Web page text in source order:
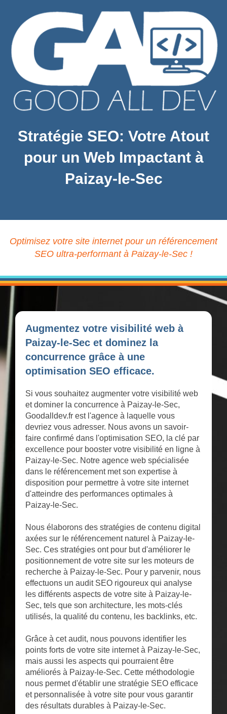
Stratégie SEO: Votre Atout
pour un Web Impactant à
Paizay-le-Sec
Optimisez votre site internet pour un référencement
SEO ultra-performant à Paizay-le-Sec !
Augmentez votre visibilité web à
Paizay-le-Sec et dominez la
concurrence grâce à une
optimisation SEO efficace.
Si vous souhaitez augmenter votre visibilité web
et dominer la concurrence à Paizay-le-Sec,
Goodalldev.fr est l'agence à laquelle vous
devriez vous adresser. Nous avons un savoir-
faire confirmé dans l'optimisation SEO, la clé par
excellence pour booster votre visibilité en ligne à
Paizay-le-Sec. Notre agence web spécialisée
dans le référencement met son expertise à
disposition pour permettre à votre site internet
d'atteindre des performances optimales à
Paizay-le-Sec.
Nous élaborons des stratégies de contenu digital
axées sur le référencement naturel à Paizay-le-
Sec. Ces stratégies ont pour but d'améliorer le
positionnement de votre site sur les moteurs de
recherche à Paizay-le-Sec. Pour y parvenir, nous
effectuons un audit SEO rigoureux qui analyse
les différents aspects de votre site à Paizay-le-
Sec, tels que son architecture, les mots-clés
utilisés, la qualité du contenu, les backlinks, etc.
Grâce à cet audit, nous pouvons identifier les
points forts de votre site internet à Paizay-le-Sec,
mais aussi les aspects qui pourraient être
améliorés à Paizay-le-Sec. Cette méthodologie
nous permet d'établir une stratégie SEO efficace
et personnalisée à votre site pour vous garantir
des résultats durables à Paizay-le-Sec.